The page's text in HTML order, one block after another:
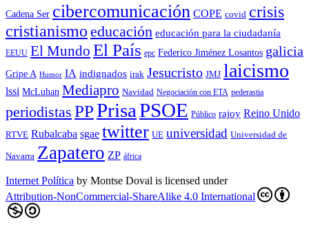
Cadena Ser cibercomunicación COPE covid crisis
cristianismo educación educación para la ciudadaní­a
EEUU El Mundo El País epc Federico Jiménez Losantos galicia
Gripe A Humor IA indignados irak Jesucristo JMJ laicismo
lssi McLuhan Mediapro Navidad Negociación con ETA pederastia
periodistas PPPrisaPSOE Público rajoy Reino Unido
RTVE Rubalcaba sgae twitter UE universidad Universidad de
Navarra Zapatero ZP áfrica
Internet Política by Montse Doval is licensed under
Attribution-NonCommercial-ShareAlike 4.0 International